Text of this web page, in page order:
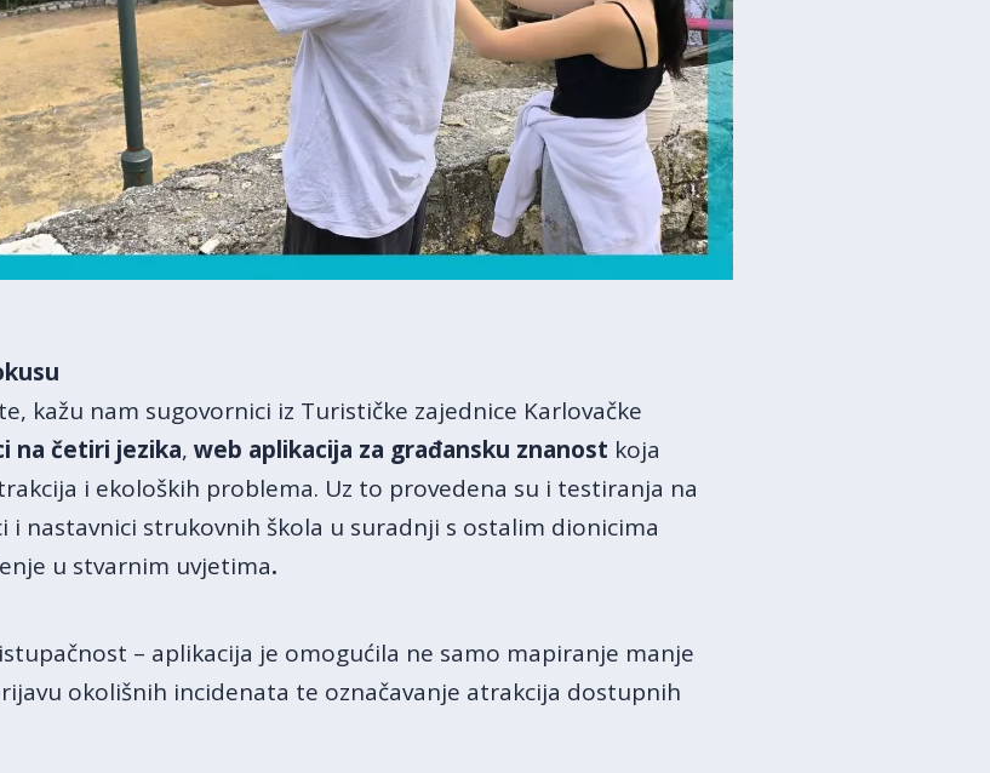
kažu nam sugovornici iz Turističke zajednice Karlovačke
na četiri jezika, web aplikacija za građansku znanost koja
i ekoloških problema. Uz to provedena su i testiranja na
i nastavnici strukovnih škola u suradnji s ostalim dionicima
u stvarnim uvjetima.
– aplikacija je omogućila ne samo mapiranje manje
okolišnih incidenata te označavanje atrakcija dostupnih